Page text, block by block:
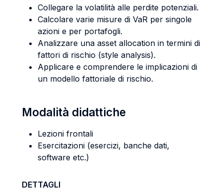
Collegare la volatilità alle perdite potenziali.
Calcolare varie misure di VaR per singole
azioni e per portafogli.
Analizzare una asset allocation in termini di
fattori di rischio (style analysis).
Applicare e comprendere le implicazioni di
un modello fattoriale di rischio.
Modalità didattiche
Lezioni frontali
Esercitazioni (esercizi, banche dati,
software etc.)
DETTAGLI